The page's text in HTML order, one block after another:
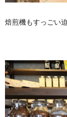
焙煎機もすっごい